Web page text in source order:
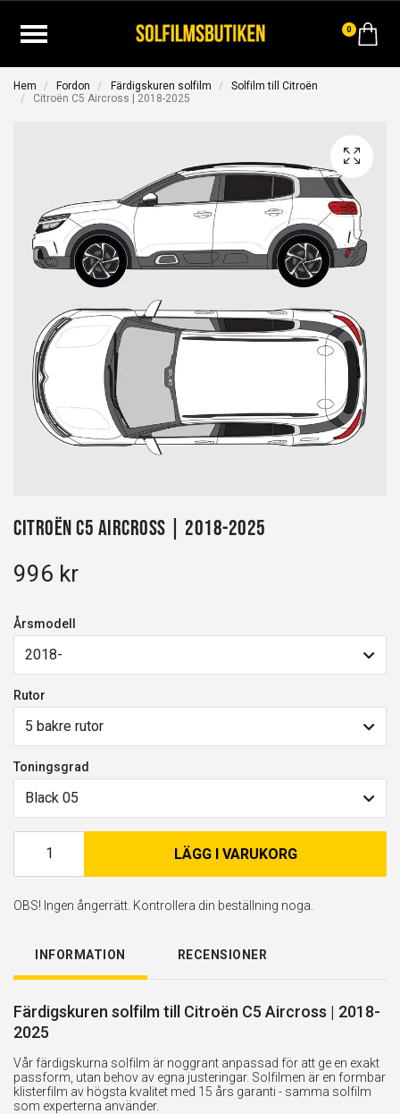
0
Hem Fordon Färdigskuren solfilm
Solfilm till Citroën
Citroën C5 Aircross | 2018-2025
Citroën C5 Aircross | 2018-2025
996 kr
Årsmodell
2018-
Rutor
5 bakre rutor
Toningsgrad
Black 05
LÄGG I VARUKORG
OBS! Ingen ångerrätt. Kontrollera din beställning noga.
INFORMATION RECENSIONER
Färdigskuren solfilm till Citroën C5 Aircross | 2018-
2025
Vår färdigskurna solfilm är noggrant anpassad för att ge en exakt
passform, utan behov av egna justeringar. Solfilmen är en formbar
klisterfilm av högsta kvalitet med 15 års garanti - samma solfilm
som experterna använder.